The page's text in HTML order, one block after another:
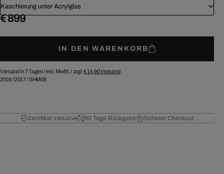
Kaschierung unter Acrylglas
€ 899
IN DEN WARENKORB
Versand in 7 Tagen /inkl. MwSt. / zzgl. € 14,90Versand
2016/2017/SHM08
Zertifikat inklusive 60 Tage Rückgabe Sicherer Checkout